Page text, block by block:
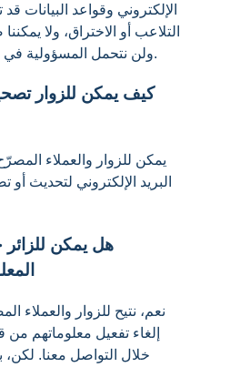
الإلكتروني وقواعد البيانات
التلاعب أو الاختراق، ولا
ولن نتحمل المسؤولية في حال حدوث أي من ذلك.
كيف يمكن للزوار
يمكن للزوار والعملاء
البريد الإلكتروني لتحديث
هل يمكن للزائر
نعم، نتيح للزوار والعملاء
إلغاء تفعيل معلوماتهم من
خلال التواصل معنا. لكن،